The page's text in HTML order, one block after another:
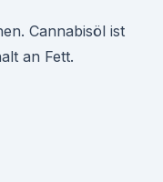
Cannabisöl ist
an Fett.